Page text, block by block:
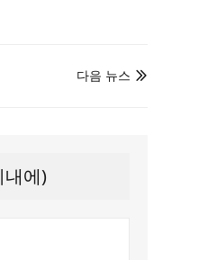

다음 뉴스
내에)